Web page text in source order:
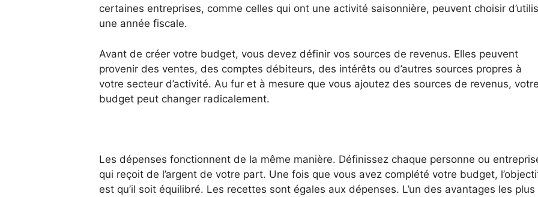
certaines entreprises, comme celles qui ont une activité saisonnière, peuvent choisir
une année fiscale.
Avant de créer votre budget, vous devez définir vos sources de revenus. Elles peuvent
provenir des ventes, des comptes débiteurs, des intérêts ou d’autres sources propres à
votre secteur d’activité. Au fur et à mesure que vous ajoutez des sources de revenus, votre
budget peut changer radicalement.
Les dépenses fonctionnent de la même manière. Définissez chaque personne ou
qui reçoit de l’argent de votre part. Une fois que vous avez complété votre budget,
est qu’il soit équilibré. Les recettes sont égales aux dépenses. L’un des avantages les plus